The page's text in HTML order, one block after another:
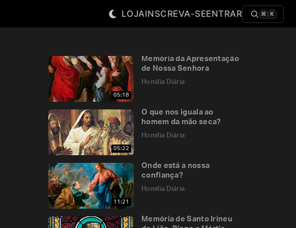
LOJAINSCREVA-SEENTRAR ⌘ K
05:18
Memória da Apresentação
de Nossa Senhora
Homilia Diária
05:22
O que nos iguala ao
homem da mão seca?
Homilia Diária
11:21
Onde está a nossa
confiança?
Homilia Diária
Memória de Santo Irineu